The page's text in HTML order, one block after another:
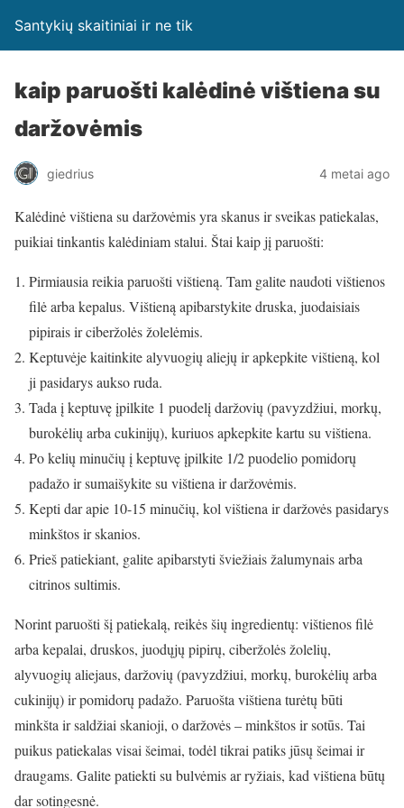
Santykių skaitiniai ir ne tik
kaip paruošti kalėdinė vištiena su
daržovėmis
giedrius 4 metai ago
Kalėdinė vištiena su daržovėmis yra skanus ir sveikas patiekalas,
puikiai tinkantis kalėdiniam stalui. Štai kaip jį paruošti:
Pirmiausia reikia paruošti vištieną. Tam galite naudoti vištienos
filė arba kepalus. Vištieną apibarstykite druska, juodaisiais
pipirais ir ciberžolės žolelėmis.
Keptuvėje kaitinkite alyvuogių aliejų ir apkepkite vištieną, kol
ji pasidarys aukso ruda.
Tada į keptuvę įpilkite 1 puodelį daržovių (pavyzdžiui, morkų,
burokėlių arba cukinijų), kuriuos apkepkite kartu su vištiena.
Po kelių minučių į keptuvę įpilkite 1/2 puodelio pomidorų
padažo ir sumaišykite su vištiena ir daržovėmis.
Kepti dar apie 10-15 minučių, kol vištiena ir daržovės pasidarys
minkštos ir skanios.
Prieš patiekiant, galite apibarstyti šviežiais žalumynais arba
citrinos sultimis.
Norint paruošti šį patiekalą, reikės šių ingredientų: vištienos filė
arba kepalai, druskos, juodųjų pipirų, ciberžolės žolelių,
alyvuogių aliejaus, daržovių (pavyzdžiui, morkų, burokėlių arba
cukinijų) ir pomidorų padažo. Paruošta vištiena turėtų būti
minkšta ir saldžiai skanioji, o daržovės – minkštos ir sotūs. Tai
puikus patiekalas visai šeimai, todėl tikrai patiks jūsų šeimai ir
draugams. Galite patiekti su bulvėmis ar ryžiais, kad vištiena būtų
dar sotingesnė.